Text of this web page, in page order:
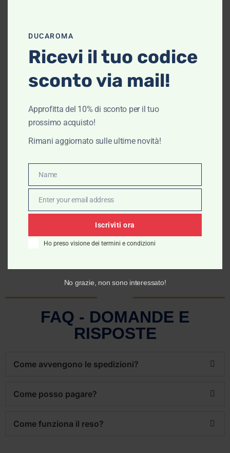
FAQ - DOMANDE E
RISPOSTE
Come avvengono le spedizioni?
Come posso pagare?
Come funziona il reso?
DUCAROMA
Ricevi il tuo codice
sconto via mail!
Approfitta del 10% di sconto per il tuo
prossimo acquisto!
Rimani aggiornato sulle ultime novità!
Name
Name
Email
Enter your email address
Iscriviti ora
Ho preso visione dei termini e condizioni
No grazie, non sono interessato!